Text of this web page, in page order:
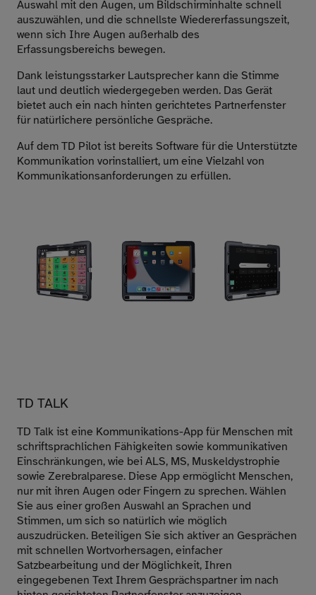
Auswahl mit den Augen, um Bildschirminhalte schnell
auszuwählen, und die schnellste Wiedererfassungszeit,
wenn sich Ihre Augen außerhalb des
Erfassungsbereichs bewegen.
Dank leistungsstarker Lautsprecher kann die Stimme
laut und deutlich wiedergegeben werden. Das Gerät
bietet auch ein nach hinten gerichtetes Partnerfenster
für natürlichere persönliche Gespräche.
Auf dem TD Pilot ist bereits Software für die Unterstützte
Kommunikation vorinstalliert, um eine Vielzahl von
Kommunikationsanforderungen zu erfüllen.
TD TALK
TD Talk ist eine Kommunikations-App für Menschen mit
schriftsprachlichen Fähigkeiten sowie kommunikativen
Einschränkungen, wie bei ALS, MS, Muskeldystrophie
sowie Zerebralparese. Diese App ermöglicht Menschen,
nur mit ihren Augen oder Fingern zu sprechen. Wählen
Sie aus einer großen Auswahl an Sprachen und
Stimmen, um sich so natürlich wie möglich
auszudrücken. Beteiligen Sie sich aktiver an Gesprächen
mit schnellen Wortvorhersagen, einfacher
Satzbearbeitung und der Möglichkeit, Ihren
eingegebenen Text Ihrem Gesprächspartner im nach